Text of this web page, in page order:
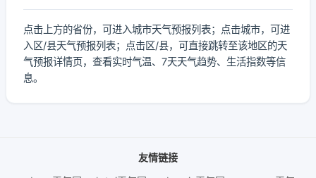
点击上方的省份，可进入城市天气预报列表；点击城市，可进
入区/县天气预报列表；点击区/县，可直接跳转至该地区的天
气预报详情页，查看实时气温、7天天气趋势、生活指数等信
息。
友情链接